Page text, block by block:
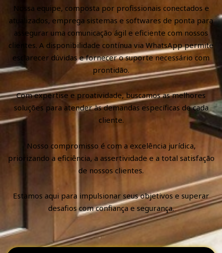
Nossa equipe, composta por profissionais conectados e
atualizados, emprega sistemas e softwares de ponta para
assegurar uma comunicação ágil e eficiente com nossos
clientes. A disponibilidade contínua via WhatsApp permite
esclarecer dúvidas e fornecer o suporte necessário com
prontidão.
Com expertise e proatividade, buscamos as melhores
soluções para atender às demandas específicas de cada
cliente.
Nosso compromisso é com a excelência jurídica,
priorizando a eficiência, a assertividade e a total satisfação
de nossos clientes.
Estamos aqui para impulsionar seus objetivos e superar
desafios com confiança e segurança.